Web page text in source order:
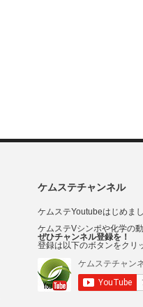
ケムステチャンネル
ケムステYoutubeはじめま
ケムステVシンポや化学の動
ぜひチャンネル登録を！
登録は以下のボタンをクリ